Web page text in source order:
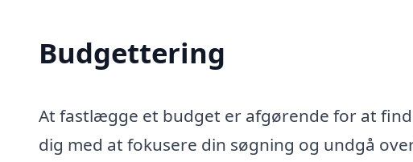
Budgettering
At fastlægge et budget er afgørende for at
dig med at fokusere din søgning og undgå